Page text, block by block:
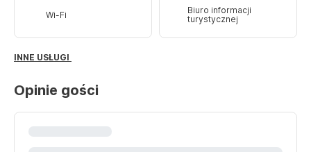
Wi-Fi
Biuro informacji
turystycznej
INNE USŁUGI
Opinie gości